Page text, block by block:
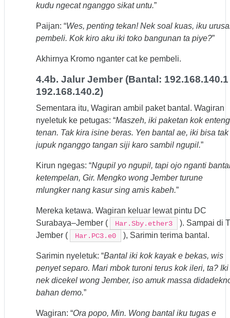
kudu ngecat nganggo sikat untu.”
Paijan: “Wes, penting tekan! Nek soal kuas, iku
pembeli. Kok kiro aku iki toko bangunan ta piye?”
Akhirnya Kromo nganter cat ke pembeli.
4.4b. Jalur Jember (Bantal: 192.168.140.1
192.168.140.2)
Sementara itu, Wagiran ambil paket bantal. Wagiran
nyeletuk ke petugas: “Maszeh, iki paketan kok enteng
tenan. Tak kira isine beras. Yen bantal ae, iki bisa tak
jupuk nganggo tangan siji karo sambil ngupil.”
Kirun ngegas: “Ngupil yo ngupil, tapi ojo nganti
ketempelan, Gir. Mengko wong Jember turune
mlungker nang kasur sing amis kabeh.”
Mereka ketawa. Wagiran keluar lewat pintu DC
Surabaya–Jember (
Har.Sby.ether3
). Sampai di
Jember (
Har.PC3.e0 ), Sarimin terima bantal.
Sarimin nyeletuk: “Bantal iki kok kayak e bekas, wis
penyet separo. Mari mbok turoni terus kok ileri, ta? Iki
nek dicekel wong Jember, iso amuk massa
bahan demo.”
Wagiran: “Ora popo, Min. Wong bantal iku tugas e